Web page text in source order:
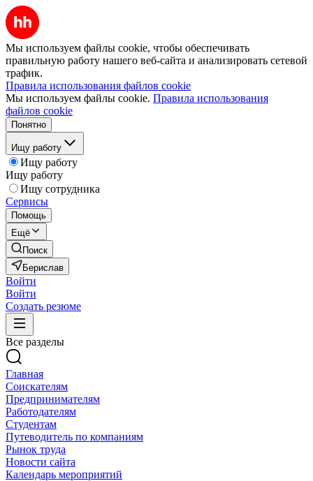
Мы используем файлы cookie, чтобы обеспечивать
правильную работу нашего веб-сайта и анализировать сетевой
трафик.
Правила использования файлов cookie
Мы используем файлы cookie. Правила использования
файлов cookie
Понятно
Ищу работу
Ищу работу
Ищу работу
Ищу сотрудника
Сервисы
Помощь
Ещё
Поиск
Берислав
Войти
Войти
Создать резюме
Все разделы
Главная
Соискателям
Предпринимателям
Работодателям
Студентам
Путеводитель по компаниям
Рынок труда
Новости сайта
Календарь мероприятий